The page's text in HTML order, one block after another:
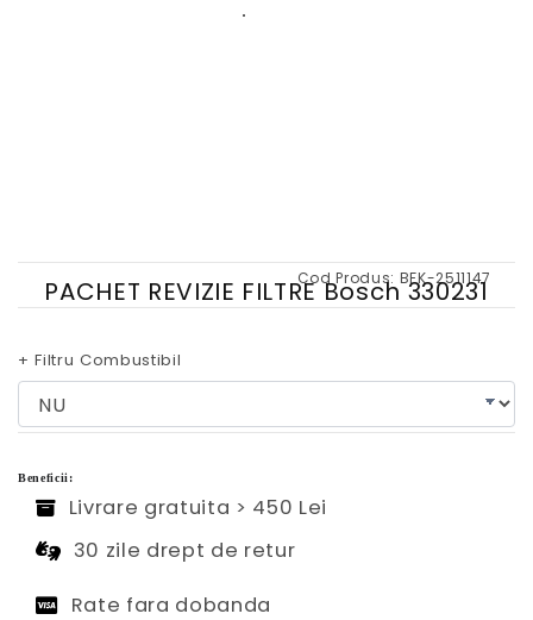
Cod Produs: BFK-2511147
PACHET REVIZIE FILTRE Bosch 330231
+ Filtru Combustibil
Beneficii:
Livrare gratuita > 450 Lei
30 zile drept de retur
Rate fara dobanda